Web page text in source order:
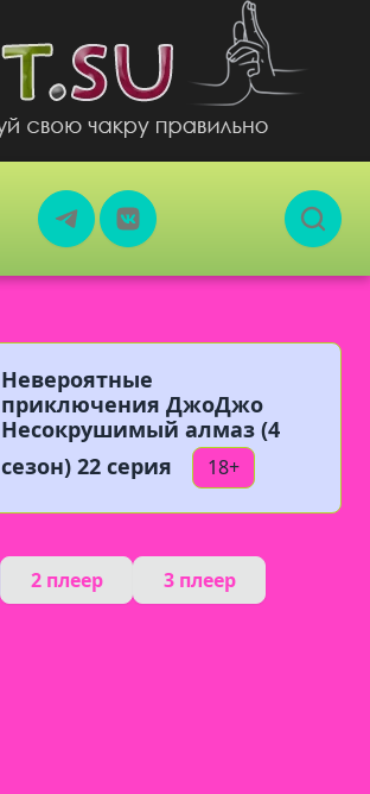
Невероятные
приключения ДжоДжо
Несокрушимый алмаз (4
сезон) 22 серия
18+
2 плеер 3 плеер